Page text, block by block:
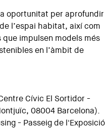
oportunitat per aprofundir
l’espai habitat, així com
impulsen models més
en l’àmbit de
Cívic El Sortidor -
08004 Barcelona).
- Passeig de l'Exposició